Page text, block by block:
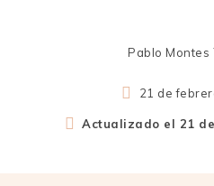
Pablo Montes
21 de
Actualizado el 21